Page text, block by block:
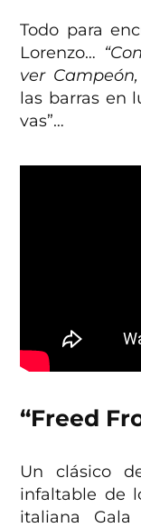
Todo para
Lorenzo…
ver
las barras en
vas”…
“Freed
Un clásico
infaltable de
italiana